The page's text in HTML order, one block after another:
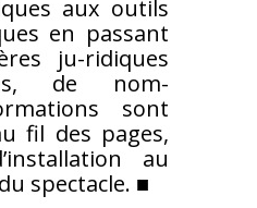
aux outils
en passant
ju-ridiques
de nom-
sont
fil des pages,
au
spectacle. ■